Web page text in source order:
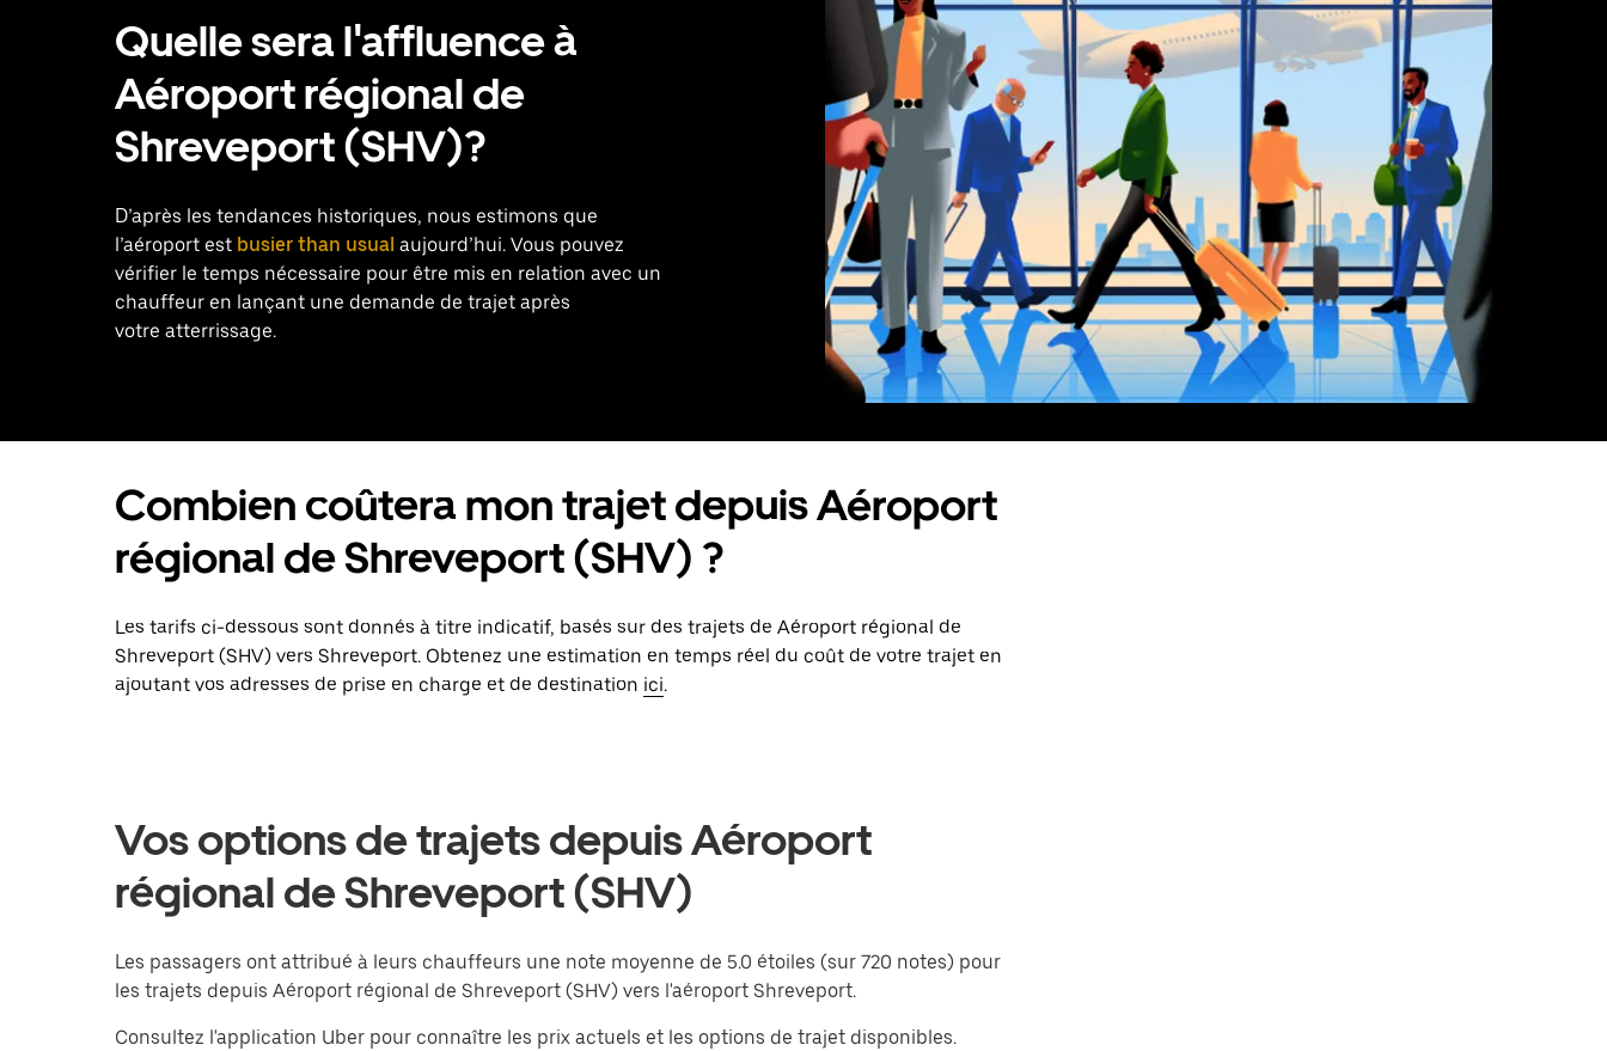
Quelle sera l'affluence à
Aéroport régional de
Shreveport (SHV)?
D’après les tendances historiques, nous estimons que
l’aéroport est busier than usual aujourd’hui. Vous pouvez
vérifier le temps nécessaire pour être mis en relation avec un
chauffeur en lançant une demande de trajet après
votre atterrissage.
Combien coûtera mon trajet depuis Aéroport
régional de Shreveport (SHV) ?
Les tarifs ci-dessous sont donnés à titre indicatif, basés sur des trajets de Aéroport régional de
Shreveport (SHV) vers Shreveport. Obtenez une estimation en temps réel du coût de votre trajet en
ajoutant vos adresses de prise en charge et de destination ici.
Vos options de trajets depuis Aéroport
régional de Shreveport (SHV)
Les passagers ont attribué à leurs chauffeurs une note moyenne de 5.0 étoiles (sur 720 notes) pour
les trajets depuis Aéroport régional de Shreveport (SHV) vers l'aéroport Shreveport.
Consultez l'application Uber pour connaître les prix actuels et les options de trajet disponibles.